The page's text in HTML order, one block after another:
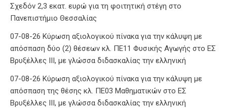
Σχεδόν 2,3 εκατ. ευρώ για τη φοιτητική στέγη στο
Πανεπιστήμιο Θεσσαλίας
07-08-26 Κύρωση αξιολογικού πίνακα για την κάλυψη με
απόσπαση δύο (2) θέσεων κλ. ΠΕ11 Φυσικής Αγωγής στο ΕΣ
Βρυξέλλες ΙΙΙ, με γλώσσα διδασκαλίας την ελληνική
07-08-26 Κύρωση αξιολογικού πίνακα για την κάλυψη με
απόσπαση της θέσης κλ. ΠΕ03 Μαθηματικών στο ΕΣ
Βρυξέλλες ΙΙΙ, με γλώσσα διδασκαλίας την ελληνική